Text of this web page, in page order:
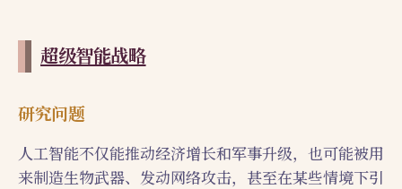
超级智能战略
研究问题
人工智能不仅能推动经济增长和军事升级，也可能被用
来制造生物武器、发动网络攻击，甚至在某些情境下引